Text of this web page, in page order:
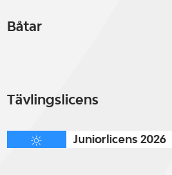
Båtar
Tävlingslicens
Juniorlicens 2026